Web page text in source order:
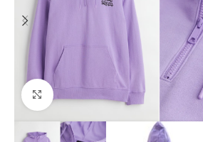
Click to enlarge